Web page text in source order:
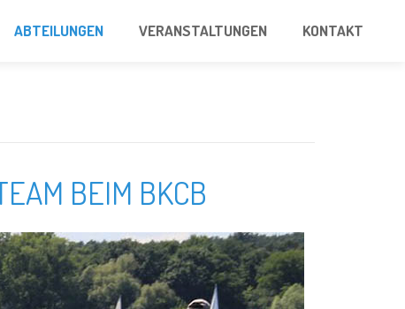
ABTEILUNGEN VERANSTALTUNGEN KONTAKT
BEIM BKCB